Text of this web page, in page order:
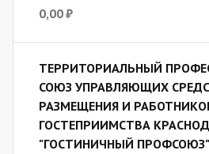
0,00 ₽
ТЕРРИТОРИАЛЬНЫЙ
СОЮЗ УПРАВЛЯЮЩИХ
РАЗМЕЩЕНИЯ И
ГОСТЕПРИИМСТВА
"ГОСТИНИЧНЫЙ ПРОФСОЮЗ"